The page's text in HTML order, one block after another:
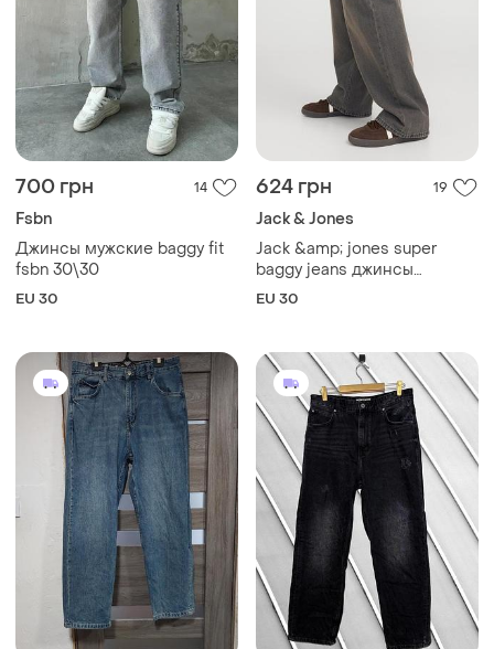
700 грн 14
Fsbn
Джинсы мужские baggy fit
fsbn 30\30
EU 30
624 грн 19
Jack & Jones
Jack &amp; jones super
baggy jeans джинсы
широкие,р.30
EU 30